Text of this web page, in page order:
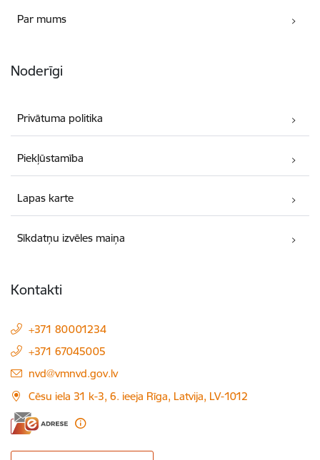
Par mums
Noderīgi
Privātuma politika
Piekļūstamība
Lapas karte
Sīkdatņu izvēles maiņa
Kontakti
+371 80001234
+371 67045005
E-pasts:
nvd@vmnvd.gov.lv
Cēsu iela 31 k-3, 6. ieeja Rīga, Latvija, LV-1012